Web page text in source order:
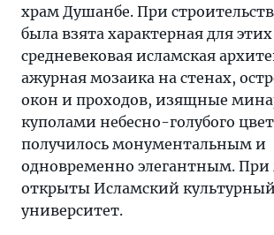
храм Душанбе. При
была взята характерная для
средневековая исламская
ажурная мозаика на стенах,
окон и проходов, изящные
куполами небесно-голубого
получилось монументальным и
одновременно элегантным. При
открыты Исламский
университет.